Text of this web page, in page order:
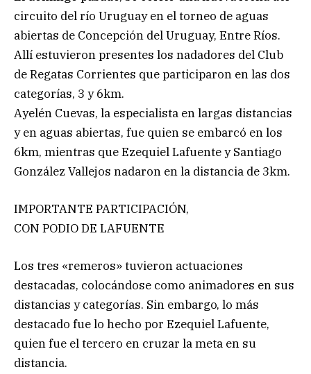
circuito del río Uruguay en el torneo de aguas
abiertas de Concepción del Uruguay, Entre Ríos.
Allí estuvieron presentes los nadadores del Club
de Regatas Corrientes que participaron en las dos
categorías, 3 y 6km.
Ayelén Cuevas, la especialista en largas distancias
y en aguas abiertas, fue quien se embarcó en los
6km, mientras que Ezequiel Lafuente y Santiago
González Vallejos nadaron en la distancia de 3km.
IMPORTANTE PARTICIPACIÓN,
CON PODIO DE LAFUENTE
Los tres «remeros» tuvieron actuaciones
destacadas, colocándose como animadores en sus
distancias y categorías. Sin embargo, lo más
destacado fue lo hecho por Ezequiel Lafuente,
quien fue el tercero en cruzar la meta en su
distancia.